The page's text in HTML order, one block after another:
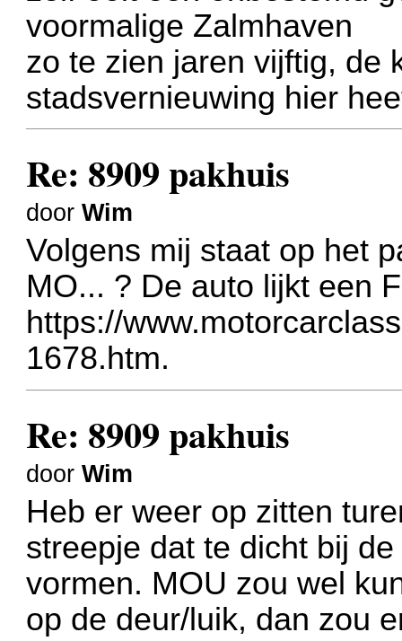
voormalige Zalmhaven
zo te zien jaren vijftig, de
stadsvernieuwing hier
Re: 8909 pakhuis
doorWim
Volgens mij staat op het
MO... ? De auto lijkt een
https://
1678.htm.
Re: 8909 pakhuis
doorWim
Heb er weer op zitten
streepje dat te dicht bij
vormen. MOU zou wel
op de deur/luik, dan zou